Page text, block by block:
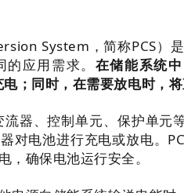
System，简称PCS）
应用需求。 在储能系统
电；同时，在需要放电时，
器、控制单元、保护单元
对电池进行充电或放电。
，确保电池运行安全。